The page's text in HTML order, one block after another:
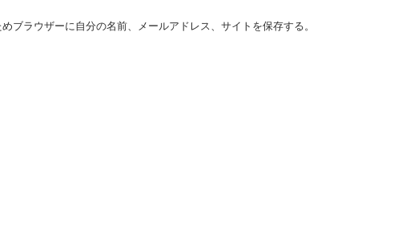
ブラウザーに自分の名前、メールアドレス、サイトを保存する。